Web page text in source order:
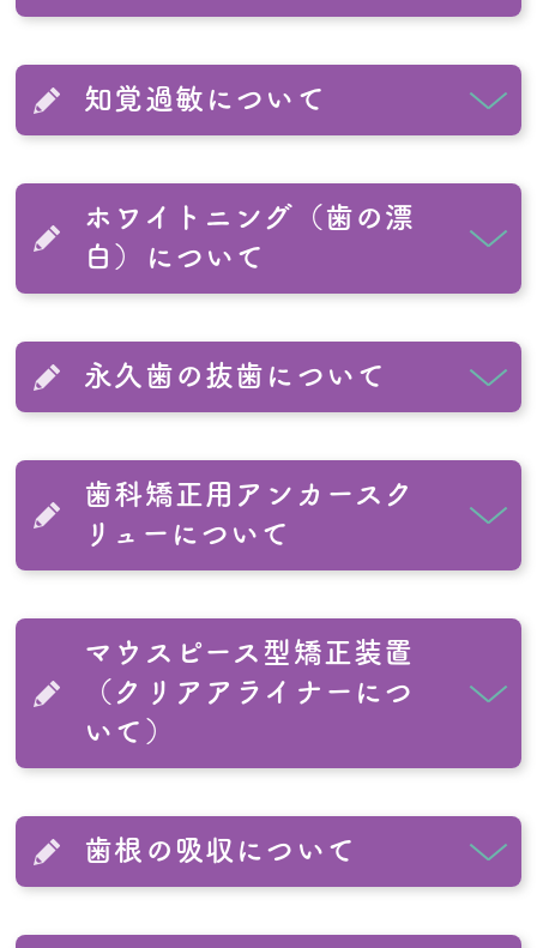
知覚過敏について
ホワイトニング（歯の漂
白）について
永久歯の抜歯について
歯科矯正用アンカースク
リューについて
マウスピース型矯正装置
（クリアアライナーにつ
いて）
歯根の吸収について